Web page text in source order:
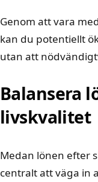
Genom att vara
kan du potentiellt
utan att
Balansera
livskvalitet
Medan lönen efter
centralt att väga in